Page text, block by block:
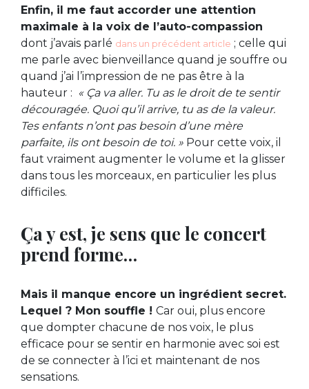
Enfin, il me faut accorder une attention
maximale à la voix de l’auto-compassion
dont j’avais parlé dans un précédent article ; celle qui
me parle avec bienveillance quand je souffre ou
quand j’ai l’impression de ne pas être à la
hauteur : « Ça va aller. Tu as le droit de te sentir
découragée. Quoi qu’il arrive, tu as de la valeur.
Tes enfants n’ont pas besoin d’une mère
parfaite, ils ont besoin de toi. » Pour cette voix, il
faut vraiment augmenter le volume et la glisser
dans tous les morceaux, en particulier les plus
difficiles.
Ça y est, je sens que le concert
prend forme…
Mais il manque encore un ingrédient secret.
Lequel ? Mon souffle ! Car oui, plus encore
que dompter chacune de nos voix, le plus
efficace pour se sentir en harmonie avec soi est
de se connecter à l’ici et maintenant de nos
sensations.